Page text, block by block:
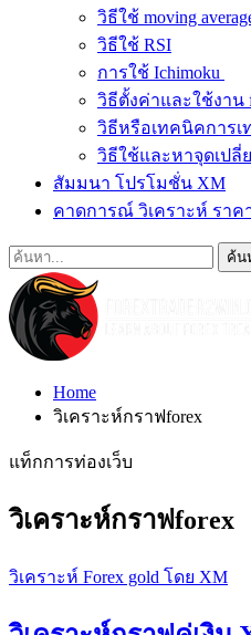
วิธีใช้ moving
วิธีใช้ RSI
การใช้ Ichimoku
วิธีตั้งค่าและใช้งาน
วิธีหรือเทคนิคการเ
วิธีใช้และหาจุดเปลี่ย
สัมมนา โปรโมชั่น XM
คาดการณ์ วิเคราะห์ ราค
Home
วิเคราะห์กราฟforex
แท็กการท่องเว็บ
วิเคราะห์กราฟforex
วิเคราะห์ Forex gold โดย XM